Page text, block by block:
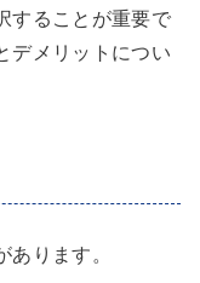
することが重要で
デメリットについ
ります。